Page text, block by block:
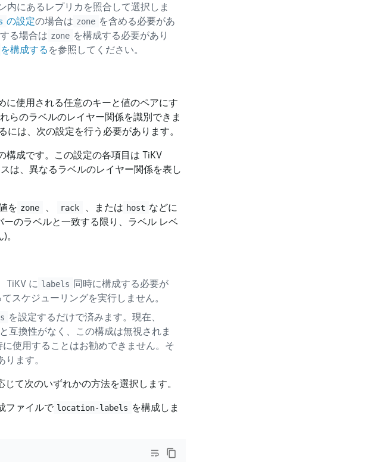
内にあるレプリカを照合して選択しま
の設定の場合は zone を含める必要があ
る場合は zone を構成する必要があり
を構成する を参照してください。
に使用される任意のキーと値のペアにす
らのラベルのレイヤー関係を識別できま
は、次の設定を行う必要があります。
構成です。この設定の各項目は TiKV
は、異なるラベルのレイヤー関係を表し
を zone rack 、または host などに
のラベルと一致する限り、ラベル レベ
。
、TiKV に labels 同時に構成する必要が
スケジューリングを実行しません。
を設定するだけで済みます。現在、
互換性がなく、この構成は無視されま
使用することはお勧めできません。そ
ます。
て次のいずれかの方法を選択します。
ファイルで location-labels を構成しま